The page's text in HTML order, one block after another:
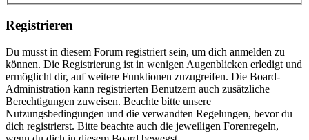
Registrieren
Du musst in diesem Forum registriert sein, um dich anmelden zu
können. Die Registrierung ist in wenigen Augenblicken erledigt und
ermöglicht dir, auf weitere Funktionen zuzugreifen. Die Board-
Administration kann registrierten Benutzern auch zusätzliche
Berechtigungen zuweisen. Beachte bitte unsere
Nutzungsbedingungen und die verwandten Regelungen, bevor du
dich registrierst. Bitte beachte auch die jeweiligen Forenregeln,